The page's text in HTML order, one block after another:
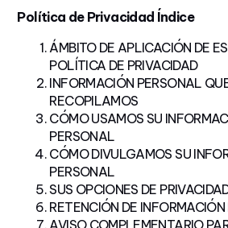
Política de Privacidad Índice
ÁMBITO DE APLICACIÓN DE
POLÍTICA DE PRIVACIDAD
INFORMACIÓN PERSONAL
RECOPILAMOS
CÓMO USAMOS SU
PERSONAL
CÓMO DIVULGAMOS SU
PERSONAL
SUS OPCIONES DE
RETENCIÓN DE
AVISO COMPLEMENTARIO